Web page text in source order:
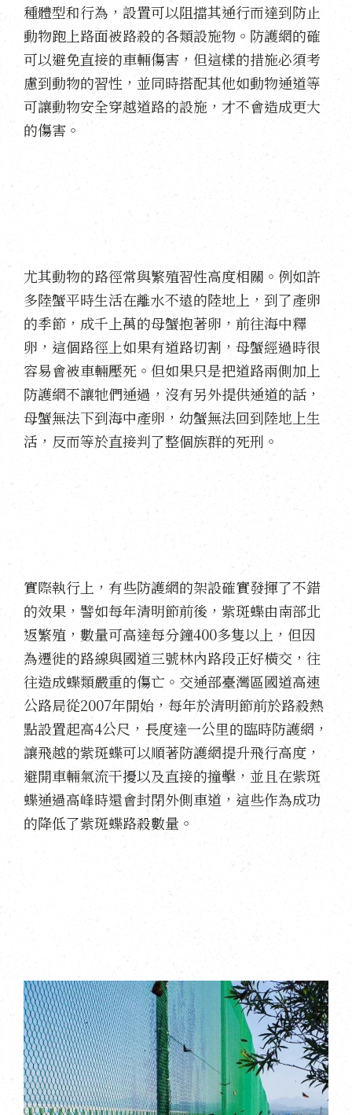
種體型和行為，設置可以阻擋其通行而達到防止
動物跑上路面被路殺的各類設施物。防護網的確
可以避免直接的車輛傷害，但這樣的措施必須考
慮到動物的習性，並同時搭配其他如動物通道等
可讓動物安全穿越道路的設施，才不會造成更大
的傷害。
尤其動物的路徑常與繁殖習性高度相關。例如許
多陸蟹平時生活在離水不遠的陸地上，到了產卵
的季節，成千上萬的母蟹抱著卵，前往海中釋
卵，這個路徑上如果有道路切割，母蟹經過時很
容易會被車輛壓死。但如果只是把道路兩側加上
防護網不讓牠們通過，沒有另外提供通道的話，
母蟹無法下到海中產卵，幼蟹無法回到陸地上生
活，反而等於直接判了整個族群的死刑。
實際執行上，有些防護網的架設確實發揮了不錯
的效果，譬如每年清明節前後，紫斑蝶由南部北
返繁殖，數量可高達每分鐘400多隻以上，但因
為遷徙的路線與國道三號林內路段正好橫交，往
往造成蝶類嚴重的傷亡。交通部臺灣區國道高速
公路局從2007年開始，每年於清明節前於路殺熱
點設置起高4公尺，長度達一公里的臨時防護網，
讓飛越的紫斑蝶可以順著防護網提升飛行高度，
避開車輛氣流干擾以及直接的撞擊，並且在紫斑
蝶通過高峰時還會封閉外側車道，這些作為成功
的降低了紫斑蝶路殺數量。